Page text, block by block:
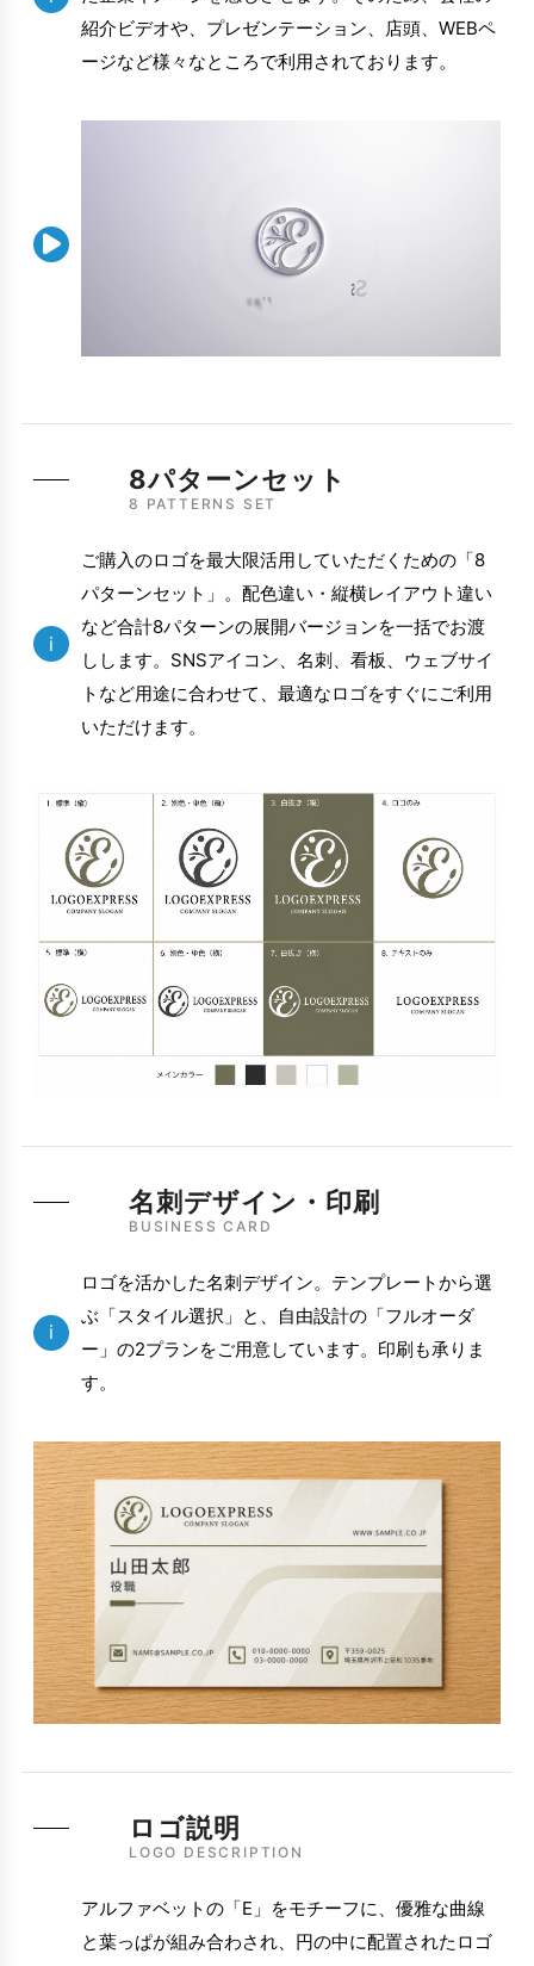
紹介ビデオや、プレゼンテーション、店頭、WEBペ
ージなど様々なところで利用されております。

8パターンセット
8 PATTERNS SET
i
ご購入のロゴを最大限活用していただくための「8
パターンセット」。配色違い・縦横レイアウト違い
など合計8パターンの展開バージョンを一括でお渡
しします。SNSアイコン、名刺、看板、ウェブサイ
トなど用途に合わせて、最適なロゴをすぐにご利用
いただけます。
名刺デザイン・印刷
BUSINESS CARD
i
ロゴを活かした名刺デザイン。テンプレートから選
ぶ「スタイル選択」と、自由設計の「フルオーダ
ー」の2プランをご用意しています。印刷も承りま
す。
LOGO DESCRIPTION
ロゴ説明
アルファベットの「E」をモチーフに、優雅な曲線
と葉っぱが組み合わされ、円の中に配置されたロゴ